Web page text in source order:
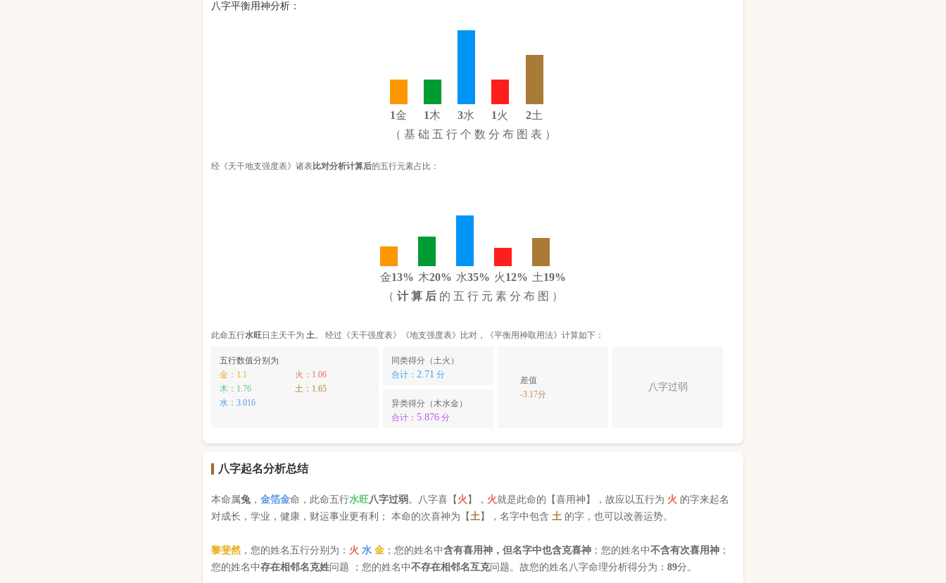
八字平衡用神分析：
1金 1木 3水 1 火 2土
（ 基 础 五 行 个 数 分 布 图 表 ）
经《天干地支强度表》诸表比对分析计算后的五行元素占比：
金13% 木20% 水35% 火12% 土19%
（ 计 算 后 的 五 行 元 素 分 布 图 ）
此命五行水旺日主天干为土。 经过《天干强度表》《地支强度表》比对，《平衡用神取用法》计算如下：
五行数值分别为
金：1.1
火：1.06
木：1.76
土：1.65
水：3.016
同类得分（土火）
合计：2.71 分
异类得分（木水金）
合计：5.876 分
八字过弱
差值
-3.17分
八字起名分析总结
本命属兔 ，金箔金命，此命五行水旺八字过弱。八字喜【 火 】， 火就是此命的【喜用神】，故应以五行为 火 的字来起名
对成长，学业，健康，财运事业更有利； 本命的次喜神为【土】，名字中包含土 的字，也可以改善运势。
黎斐然 ，您的姓名五行分别为： 火 水 金 ；您的姓名中含有喜用神，但名字中也含克喜神 ；您的姓名中不含有次喜用神 ；
您的姓名中存在相邻名克姓问题 ；您的姓名中不存在相邻名互克问题。故您的姓名八字命理分析得分为：89分。